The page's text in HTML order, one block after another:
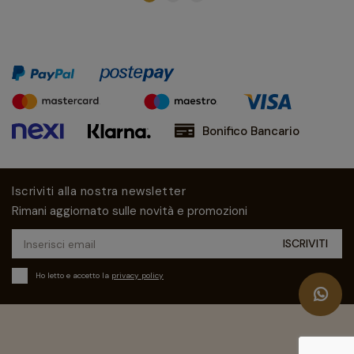
Bonifico Bancario
Iscriviti alla nostra newsletter
Rimani aggiornato sulle novità e promozioni
Ho letto e accetto la privacy policy